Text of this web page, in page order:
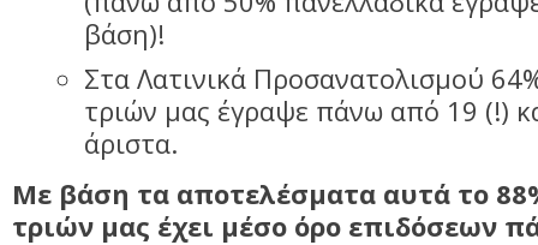
βάση)!
Στα Λατινικά Προσανατολισμού
τριών μας έγραψε πάνω από 19 (!)
άριστα.
Με βάση τα αποτελέσματα αυτά το
τριών μας έχει μέσο όρο επιδόσεων